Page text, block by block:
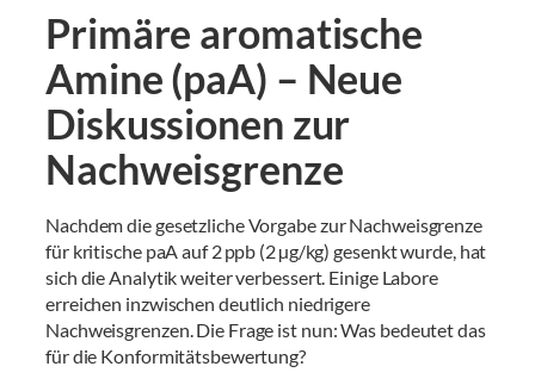
Primäre aromatische
Amine (paA) – Neue
Diskussionen zur
Nachweisgrenze
Nachdem die gesetzliche Vorgabe zur Nachweisgrenze
für kritische paA auf 2 ppb (2 µg/kg) gesenkt wurde, hat
sich die Analytik weiter verbessert. Einige Labore
erreichen inzwischen deutlich niedrigere
Nachweisgrenzen. Die Frage ist nun: Was bedeutet das
für die Konformitätsbewertung?